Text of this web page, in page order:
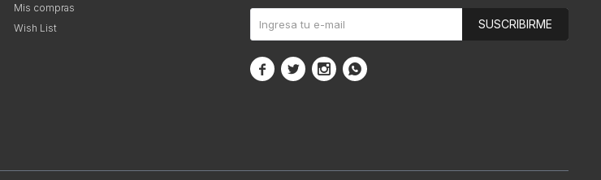
Mis compras
Wish List
SUSCRIBIRME
   